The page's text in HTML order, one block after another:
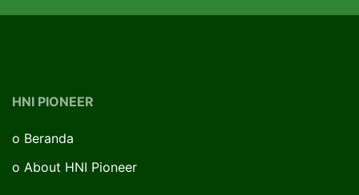
HNI PIONEER
o Beranda
o About HNI Pioneer